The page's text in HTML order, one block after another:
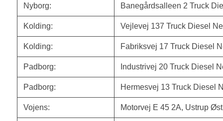
Nyborg: Banegårdsalleen 2 Truck
Kolding: Vejlevej 137 Truck Diesel
Kolding: Fabriksvej 17 Truck Diesel
Padborg: Industrivej 20 Truck Diesel
Padborg: Hermesvej 13 Truck Diesel
Vojens: Motorvej E 45 2A, Ustrup